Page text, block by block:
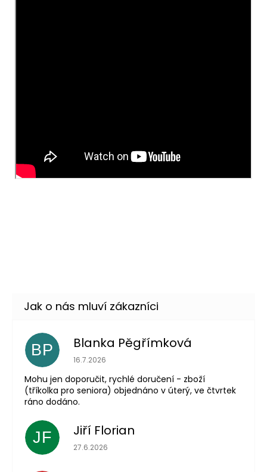
BP Blanka Pěgřímková
Hodnocení obchodu je 5 z 5 hvězdiček.
16.7.2026
Mohu jen doporučit, rychlé doručení - zboží
(tříkolka pro seniora) objednáno v úterý, ve čtvrtek
ráno dodáno.
JF Jiří Florian
Hodnocení obchodu je 5 z 5 hvězdiček.
27.6.2026